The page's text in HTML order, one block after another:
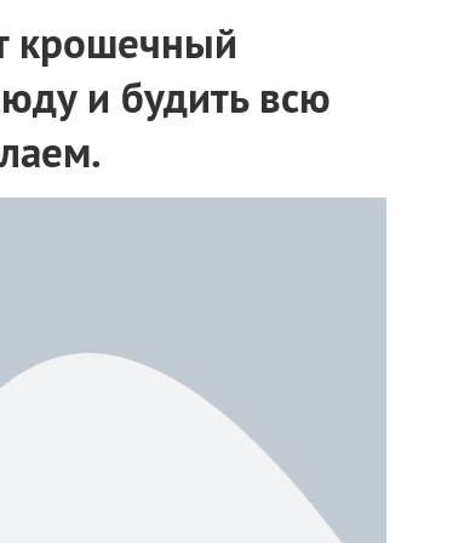
крошечный
и будить всю